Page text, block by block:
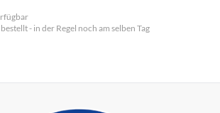
- in der Regel noch am selben Tag